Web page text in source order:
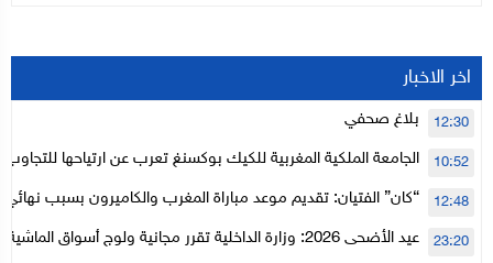
اخر الاخبار
بلاغ صحفي 12:30
الجامعة الملكية المغربية للكيك بوكسنغ تعرب عن ارتياحها
الأعلى للحسابات
10:52
“كان” الفتيان: تقديم موعد مباراة المغرب والكاميرون بسبب نهائي 12:48
عيد الأضحى 2026: وزارة الداخلية تقرر مجانية ولوج أسواق
23:20